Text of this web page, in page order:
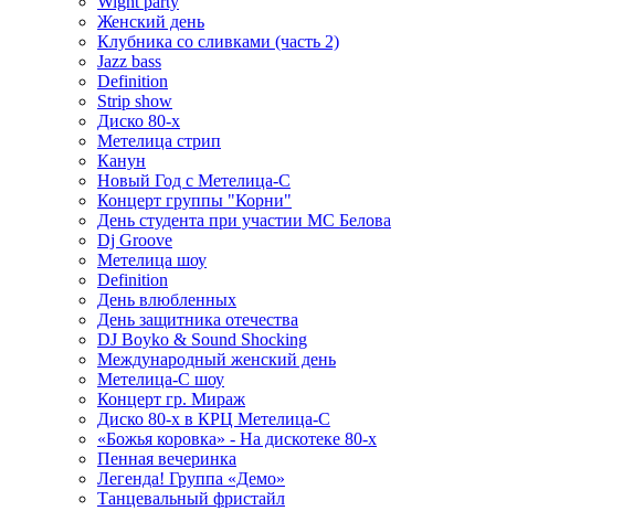
Женский день
Клубника со сливками (часть 2)
Jazz bass
Definition
Strip show
Диско 80-х
Метелица стрип
Канун
Новый Год с Метелица-С
Концерт группы "Корни"
День студента при участии МС Белова
Dj Groove
Метелица шоу
Definition
День влюбленных
День защитника отечества
DJ Boyko & Sound Shocking
Международный женский день
Метелица-С шоу
Концерт гр. Мираж
Диско 80-х в КРЦ Метелица-С
«Божья коровка» - На дискотеке 80-х
Пенная вечеринка
Легенда! Группа «Демо»
Танцевальный фристайл